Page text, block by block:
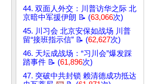
44. 双面人外交：川普访华之际 北
京暗中军援伊朗 📝 (63,066次)
45. 川习会 北京安保如战场 川普
留“接班指示信” 📝 (62,627次)
46. 天坛成战场：“习川会”爆发踩
踏事件 📝 (61,896次)
47. 突破中共封锁 赖清德成功抵达